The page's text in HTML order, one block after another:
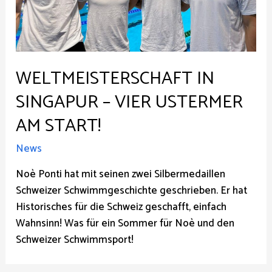
WELTMEISTERSCHAFT IN
SINGAPUR – VIER USTERMER
AM START!
News
Noè Ponti hat mit seinen zwei Silbermedaillen
Schweizer Schwimmgeschichte geschrieben. Er hat
Historisches für die Schweiz geschafft, einfach
Wahnsinn! Was für ein Sommer für Noè und den
Schweizer Schwimmsport!